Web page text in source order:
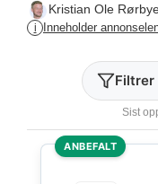
Kristian Ole
i Inneholder
Filtrer
Sist
ANBEFALT